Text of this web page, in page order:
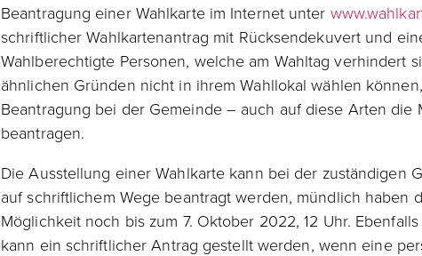
Beantragung einer Wahlkarte im Internet unter
schriftlicher Wahlkartenantrag mit Rücksendekuvert und
Wahlberechtigte Personen, welche am Wahltag verhindert
ähnlichen Gründen nicht in ihrem Wahllokal wählen
Beantragung bei der Gemeinde – auch auf diese Arten die
beantragen.
Die Ausstellung einer Wahlkarte kann bei der zuständigen
auf schriftlichem Wege beantragt werden, mündlich haben
Möglichkeit noch bis zum 7. Oktober 2022, 12 Uhr.
kann ein schriftlicher Antrag gestellt werden, wenn eine